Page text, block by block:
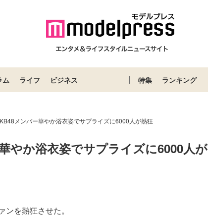
ム ライフ ビジネス 特集 ランキング
メンバー華やか浴衣姿でサプライズに6000人が熱狂
やか浴衣姿でサプライズに6000人が
を熱狂させた。